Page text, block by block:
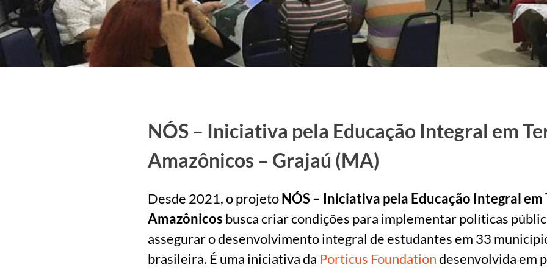
NÓS – Iniciativa pela Educação Integral em
Amazônicos – Grajaú (MA)
Desde 2021, o projetoNÓS – Iniciativa pela Educação Integral
Amazônicos busca criar condições para implementar políticas
assegurar o desenvolvimento integral de estudantes em 33
brasileira. É uma iniciativa da Porticus Foundationdesenvolvida em